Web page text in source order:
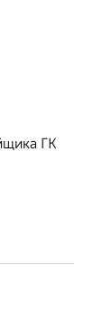
ГК